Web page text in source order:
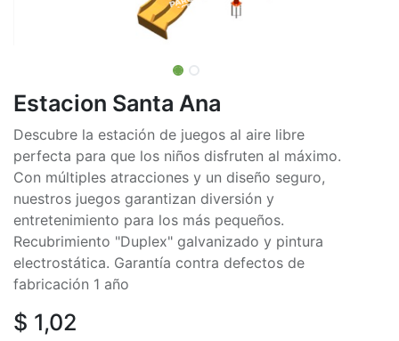
Estacion Santa Ana
Descubre la estación de juegos al aire libre
perfecta para que los niños disfruten al máximo.
Con múltiples atracciones y un diseño seguro,
nuestros juegos garantizan diversión y
entretenimiento para los más pequeños.
Recubrimiento "Duplex" galvanizado y pintura
electrostática. Garantía contra defectos de
fabricación 1 año
$ 1,02